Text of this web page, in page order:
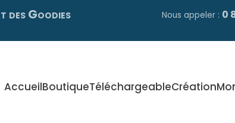
des Goodies Nous appeler : 0
AccueilBoutiqueTéléchargeableCréation